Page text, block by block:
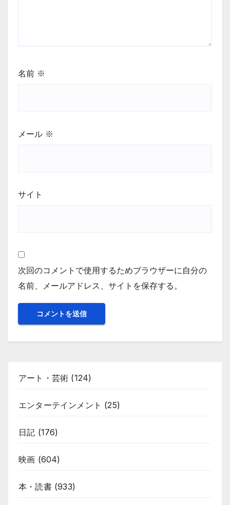
名前 ※
メール ※
サイト
次回のコメントで使用するためブラウザーに自分の
名前、メールアドレス、サイトを保存する。
アート・芸術 (124)
エンターテインメント (25)
日記 (176)
映画 (604)
本・読書(933)